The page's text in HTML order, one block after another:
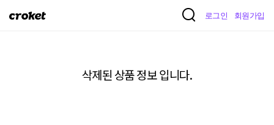
크
로그인 회원가입
삭제된 상품 정보 입니다.